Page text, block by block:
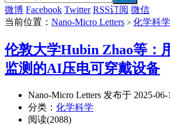
微博 Facebook Twitter RSS订阅 微信
当前位置： Nano-Micro Letters > 化学科学
伦敦大学Hubin Zhao等：
监测的AI压电可穿戴设备
Nano-Micro Letters 发布于 2025-06-
分类： 化学科学
阅读(2088)